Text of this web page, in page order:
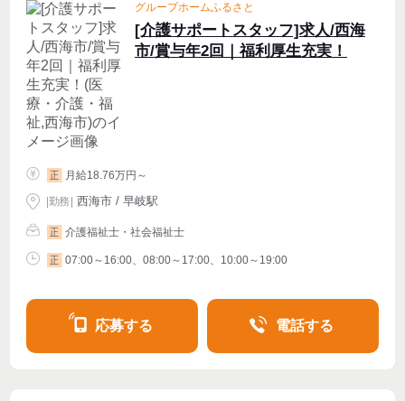
グループホームふるさと
[介護サポートスタッフ]求人/西海
市/賞与年2回｜福利厚生充実！
正 月給18.76万円～
|勤務 西海市 / 早岐駅
正 介護福祉士・社会福祉士
正 07:00～16:00、08:00～17:00、10:00～19:00
応募する 電話する